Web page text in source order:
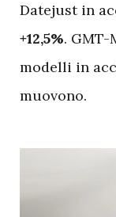
Datejust in
+12,5%.
modelli in
muovono.